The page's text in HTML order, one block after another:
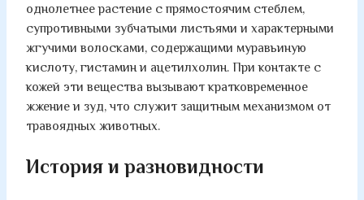
однолетнее растение с прямостоячим стеблем,
супротивными зубчатыми листьями и характерными
жгучими волосками, содержащими муравьиную
кислоту, гистамин и ацетилхолин. При контакте с
кожей эти вещества вызывают кратковременное
жжение и зуд, что служит защитным механизмом от
травоядных животных.
История и разновидности